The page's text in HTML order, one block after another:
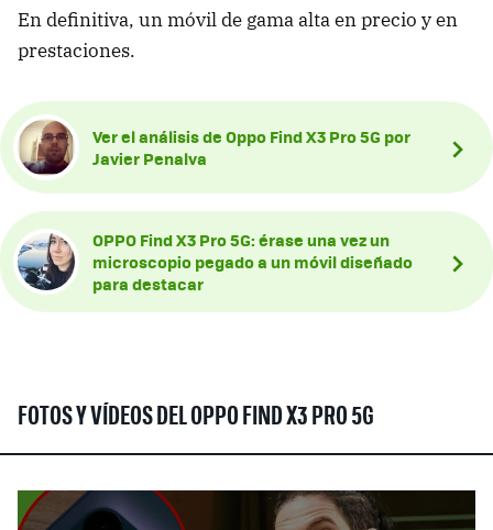
En definitiva, un móvil de gama alta en precio y en
prestaciones.
Ver el análisis de Oppo Find X3 Pro 5G por
Javier Penalva
OPPO Find X3 Pro 5G: érase una vez un
microscopio pegado a un móvil diseñado
para destacar
FOTOS Y VÍDEOS DEL OPPO FIND X3 PRO 5G